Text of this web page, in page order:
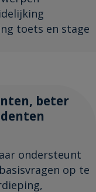
toets en stage
beter
ondersteunt
op te